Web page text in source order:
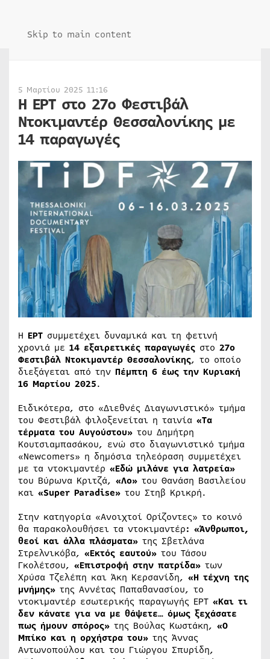
Skip to main content
5 Μαρτίου 2025 11:16
Η ΕΡΤ στο 27ο Φεστιβάλ
Ντοκιμαντέρ Θεσσαλονίκης με
14 παραγωγές
Η ΕΡΤ συμμετέχει δυναμικά και τη φετινή
χρονιά με 14 εξαιρετικές παραγωγές στο 27ο
Φεστιβάλ Ντοκιμαντέρ Θεσσαλονίκης, το οποίο
διεξάγεται από την Πέμπτη 6 έως την Κυριακή
16 Μαρτίου 2025.
Ειδικότερα, στο «Διεθνές Διαγωνιστικό» τμήμα
του Φεστιβάλ φιλοξενείται η ταινία «Τα
τέρματα του Αυγούστου» του Δημήτρη
Κουτσιαμπασάκου, ενώ στο διαγωνιστικό τμήμα
«Newcomers» η δημόσια τηλεόραση συμμετέχει
με τα ντοκιμαντέρ «Εδώ μιλάνε για λατρεία»
του Βύρωνα Κριτζά, «Λο» του Θανάση Βασιλείου
και «Super Paradise» του Στηβ Κρικρή.
Στην κατηγορία «Ανοιχτοί Ορίζοντες» το κοινό
θα παρακολουθήσει τα ντοκιμαντέρ: «Άνθρωποι,
θεοί και άλλα πλάσματα» της Σβετλάνα
Στρελνικόβα, «Εκτός εαυτού» του Τάσου
Γκολέτσου, «Επιστροφή στην πατρίδα» των
Χρύσα Τζελέπη και Άκη Κερσανίδη, «Η τέχνη της
μνήμης» της Αννέτας Παπαθανασίου, το
ντοκιμαντέρ εσωτερικής παραγωγής ΕΡΤ «Και τι
δεν κάνατε για να με θάψετε… όμως ξεχάσατε
πως ήμουν σπόρος» της Βούλας Κωστάκη, «Ο
Μπίκο και η ορχήστρα του» της Άννας
Αντωνοπούλου και του Γιώργου Σπυρίδη,